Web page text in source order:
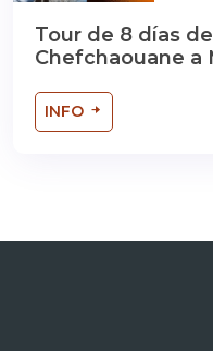
Tour de 8 días
Chefchaouane a
INFO